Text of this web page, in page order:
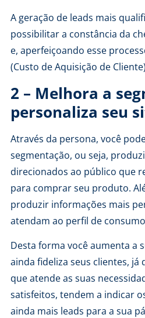
A geração de leads mais
possibilitar a constância da
e, aperfeiçoando esse
(Custo de Aquisição de
2 – Melhora a
personaliza seu
Através da persona, você
segmentação, ou seja,
direcionados ao público que
para comprar seu produto.
produzir informações mais
atendam ao perfil de
Desta forma você aumenta a
ainda fideliza seus clientes, já
que atende as suas
satisfeitos, tendem a indicar
ainda mais leads para a sua